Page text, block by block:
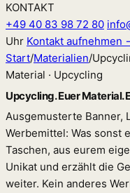
KONTAKT
+49 40 83 98 72 80
Uhr Kontakt aufnehmen
Start/Materialien/
Material · Upcycling
Upcycling. Euer Material.
Ausgemusterte Banner,
Werbemittel: Was sonst
Taschen, aus eurem
Unikat und erzählt die
weiter. Kein anderes